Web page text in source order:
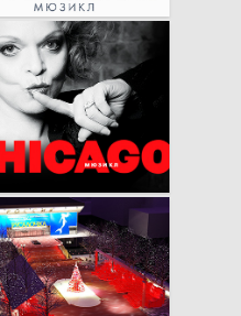
Яркая и эпатажная
реклама для сферы
развлечений.
Новый взгляд на
привычные вещи.